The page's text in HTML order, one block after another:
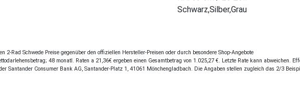
Schwarz,Silber,Grau
Rad Schwede Preise gegenüber den offiziellen Hersteller-Preisen oder durch besondere Shop-Angebote
48 monatl. Raten a 21,36€ ergeben einen Gesamtbetrag von 1.025,27 €. Letzte Rate kann abweichen.
Santander Consumer Bank AG, Santander-Platz 1, 41061 Mönchengladbach. Die Angaben stellen zugleich das 2/3